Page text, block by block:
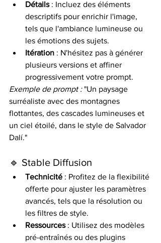
Détails : Incluez des éléments
descriptifs pour enrichir l'image,
tels que l'ambiance lumineuse ou
les émotions des sujets.
Itération : N'hésitez pas à générer
plusieurs versions et affiner
progressivement votre prompt.
Exemple de prompt : "Un paysage
surréaliste avec des montagnes
flottantes, des cascades lumineuses et
un ciel étoilé, dans le style de Salvador
Dalí."
🔹 Stable Diffusion
Technicité : Profitez de la flexibilité
offerte pour ajuster les paramètres
avancés, tels que la résolution ou
les filtres de style.
Ressources : Utilisez des modèles
pré-entraînés ou des plugins